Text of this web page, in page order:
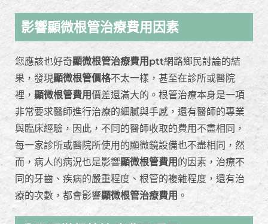
影響顯微根管治療費用因素
您應該也好奇顯微根管治療費用ptt網路鄉民討論的結
果，發現顯微根管價格不太一樣，甚至在診所或醫院
裡， 顯微根管費用價差還滿大的。根管治療本身是一項
非常要求醫師進行治療的細膩與手感，還有醫師的專業
與臨床經驗，因此，不同的醫師收取的費用不盡相同，
每一家診所或醫院所使用的顯微鏡設備也不盡相同，然
而，病人的病況也是影響顯微根管費用 的因素，治療不
同的牙齒、疾病的嚴重程度、根管的複雜程度，還有治
療的次數，都會影響顯微根管治療費用 。